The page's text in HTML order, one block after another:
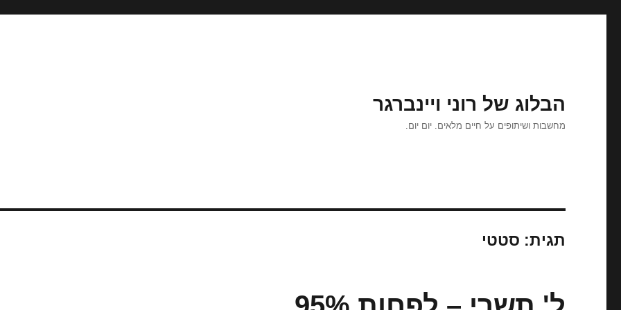
הבלוג של רוני ויינברגר
מחשבות ושיתופים על חיים מלאים. יום יום.
תגית: סטטי